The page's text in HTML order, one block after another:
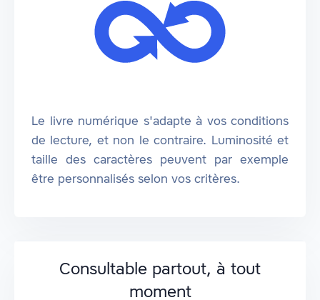
Le livre numérique s'adapte à vos conditions
de lecture, et non le contraire. Luminosité et
taille des caractères peuvent par exemple
être personnalisés selon vos critères.
Consultable partout, à tout
moment